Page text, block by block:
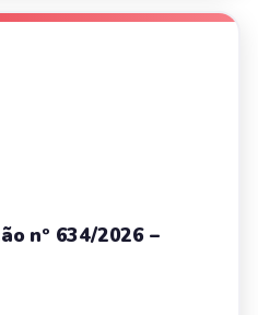
nº 634/2026 –